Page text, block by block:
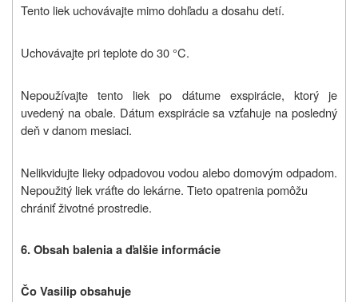
Tento liek uchovávajte mimo dohľadu a dosahu detí.
Uchovávajte pri teplote do 30 °C.
Nepoužívajte tento liek po dátume exspirácie, ktorý je
uvedený na obale. Dátum exspirácie sa vzťahuje na posledný
deň v danom mesiaci.
Nelikvidujte lieky odpadovou vodou alebo domovým odpadom.
Nepoužitý liek vráťte do lekárne. Tieto opatrenia pomôžu
chrániť životné prostredie.
6. Obsah balenia a ďalšie informácie
Čo Vasilip obsahuje